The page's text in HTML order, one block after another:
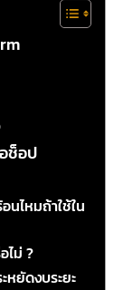
ช็อป
นไหมถ้าใช้ใน
ไม่ ?
หยัดงบระยะ